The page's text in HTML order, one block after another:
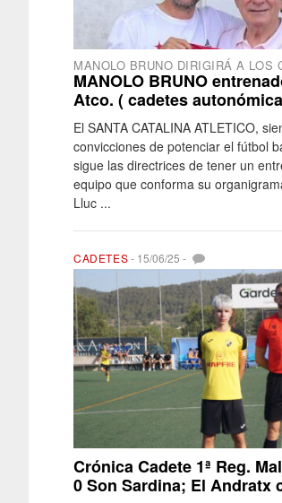
MANOLO BRUNO DIRIGIRÁ A LOS
MANOLO BRUNO
Atco. ( cadetes
El SANTA CATALINA ATLETICO,
convicciones de potenciar el fútbol
sigue las directrices de tener un
equipo que conforma su
Lluc ...
CADETES- 15/06/25 -
Crónica Cadete 1ª Reg.
0 Son Sardina; El Andratx